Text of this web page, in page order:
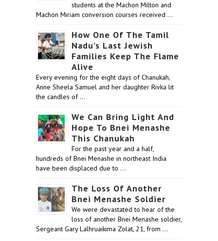
students at the Machon Milton and
Machon Miriam conversion courses received …
How One Of The Tamil
Nadu’s Last Jewish
Families Keep The Flame
Alive
Every evening for the eight days of Chanukah,
Anne Sheela Samuel and her daughter Rivka lit
the candles of …
We Can Bring Light And
Hope To Bnei Menashe
This Chanukah
For the past year and a half,
hundreds of Bnei Menashe in northeast India
have been displaced due to …
The Loss Of Another
Bnei Menashe Soldier
We were devastated to hear of the
loss of another Bnei Menashe soldier,
Sergeant Gary Lalhruaikima Zolat, 21, from …